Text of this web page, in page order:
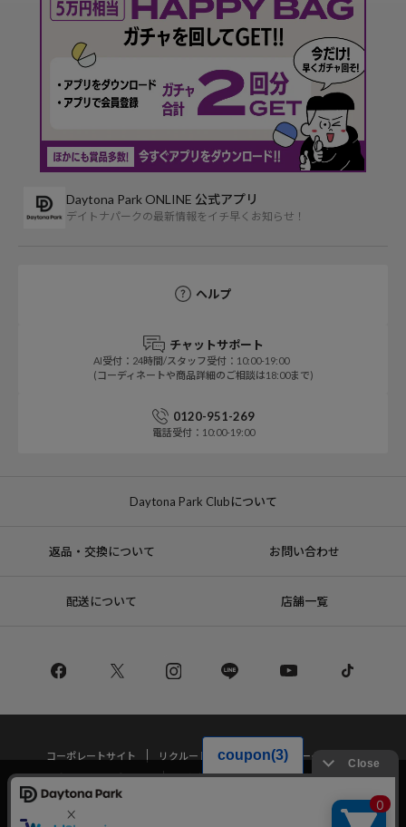
Daytona Park ONLINE 公式アプリ
デイトナパークの最新情報をイチ早くお知らせ！
ヘルプ
チャットサポート
AI受付：24時間/スタッフ受付：10:00-19:00
(コーディネートや商品詳細のご相談は18:00まで)
0120-951-269
電話受付：10:00-19:00
Daytona Park Clubについて
返品・交換について お問い合わせ
配送について 店舗一覧
コーポレートサイト リクルート
サステナブルマークについて
プライバシーポリシー
特定商取引法・古物営業法に基づく表記
当サイトでは利用体験の向上およびコンテンツの最適な提供、トラフィック
の分析を目的としてCookieを使用しています。